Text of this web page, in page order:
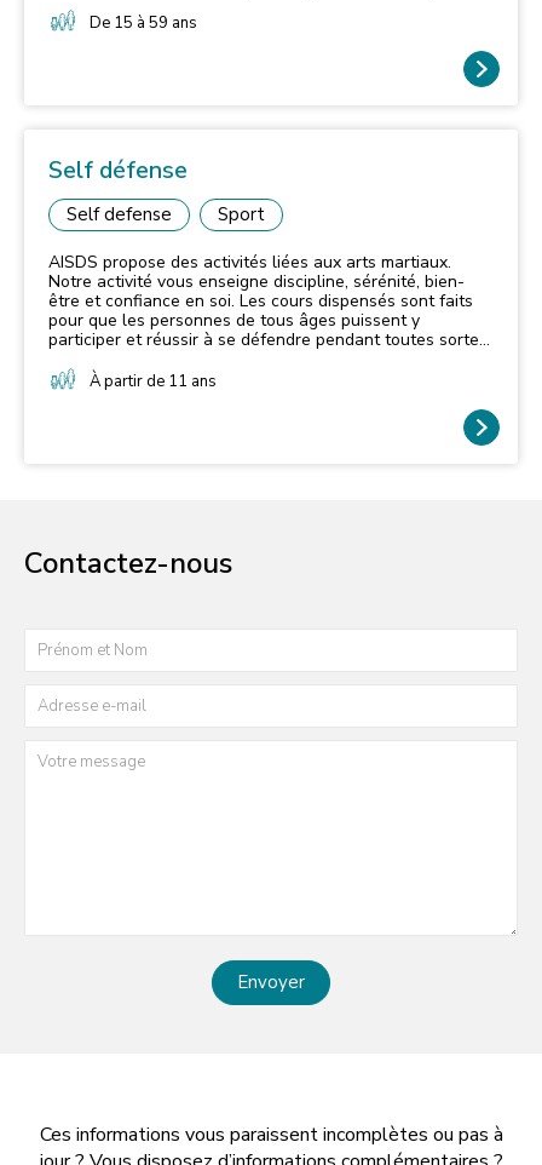
De 15 à 59 ans
Self défense
Self defense Sport
AISDS propose des activités liées aux arts martiaux.
Notre activité vous enseigne discipline, sérénité, bien-
être et confiance en soi. Les cours dispensés sont faits
pour que les personnes de tous âges puissent y
participer et réussir à se défendre pendant toutes sortes
venir essayer cette activité avec nous.
À partir de 11 ans
Contactez-nous
Envoyer
Ces informations vous paraissent incomplètes ou pas à